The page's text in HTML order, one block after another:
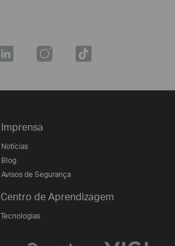
Imprensa
Notícias
Blog
Avisos de Segurança
Centro de Aprendizagem
Tecnologias